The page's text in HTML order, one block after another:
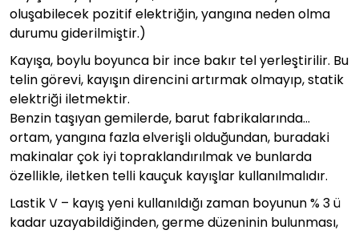
oluşabilecek pozitif elektriğin, yangına neden olma
durumu giderilmiştir.)
Kayışa, boylu boyunca bir ince bakır tel yerleştirilir. Bu
telin görevi, kayışın direncini artırmak olmayıp, statik
elektriği iletmektir.
Benzin taşıyan gemilerde, barut fabrikalarında…
ortam, yangına fazla elverişli olduğundan, buradaki
makinalar çok iyi topraklandırılmak ve bunlarda
özellikle, iletken telli kauçuk kayışlar kullanılmalıdır.
Lastik V – kayış yeni kullanıldığı zaman boyunun % 3 ü
kadar uzayabildiğinden, germe düzeninin bulunması,